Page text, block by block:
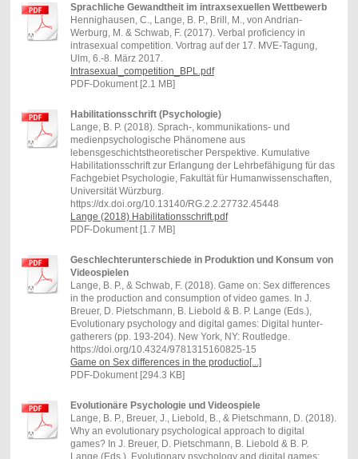
Sprachliche Gewandtheit im intraxsexuellen Wettbewerb
Hennighausen, C., Lange, B. P., Brill, M., von Andrian-
Werburg, M. & Schwab, F. (2017). Verbal proficiency in
intrasexual competition. Vortrag auf der 17. MVE-Tagung,
Ulm, 6.-8. März 2017.
Intrasexual_competition_BPL.pdf
PDF-Dokument [2.1 MB]
Habilitationsschrift (Psychologie)
Lange, B. P. (2018). Sprach-, kommunikations- und
medienpsychologische Phänomene aus
lebensgeschichtstheoretischer Perspektive. Kumulative
Habilitationsschrift zur Erlangung der Lehrbefähigung für das
Fachgebiet Psychologie, Fakultät für Humanwissenschaften,
Universität Würzburg.
https://dx.doi.org/10.13140/RG.2.2.27732.45448
Lange (2018) Habilitationsschrift.pdf
PDF-Dokument [1.7 MB]
Geschlechterunterschiede in Produktion und Konsum von
Videospielen
Lange, B. P., & Schwab, F. (2018). Game on: Sex differences
in the production and consumption of video games. In J.
Breuer, D. Pietschmann, B. Liebold & B. P. Lange (Eds.),
Evolutionary psychology and digital games: Digital hunter-
gatherers (pp. 193-204). New York, NY: Routledge.
https://doi.org/10.4324/9781315160825-15
Game on Sex differences in the productio[...]
PDF-Dokument [294.3 KB]
Evolutionäre Psychologie und Videospiele
Lange, B. P., Breuer, J., Liebold, B., & Pietschmann, D. (2018).
Why an evolutionary psychological approach to digital
games? In J. Breuer, D. Pietschmann, B. Liebold & B. P.
Lange (Eds.), Evolutionary psychology and digital games: